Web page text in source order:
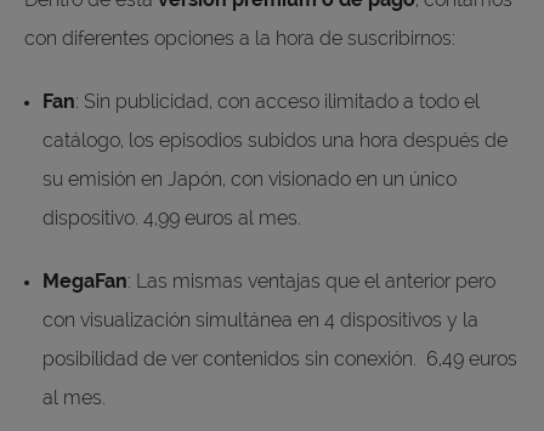
con diferentes opciones a la hora de suscribirnos:
Fan: Sin publicidad, con acceso ilimitado a todo el
catálogo, los episodios subidos una hora después de
su emisión en Japón, con visionado en un único
dispositivo. 4,99 euros al mes.
MegaFan: Las mismas ventajas que el anterior pero
con visualización simultánea en 4 dispositivos y la
posibilidad de ver contenidos sin conexión. 6,49 euros
al mes.